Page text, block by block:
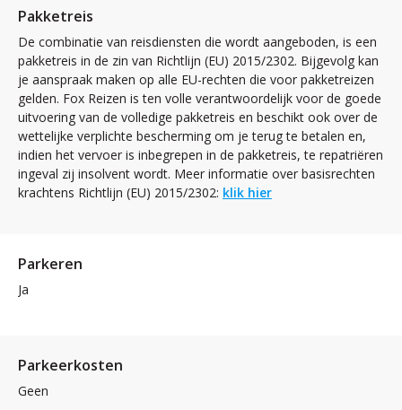
Pakketreis
De combinatie van reisdiensten die wordt aangeboden, is een
pakketreis in de zin van Richtlijn (EU) 2015/2302. Bijgevolg kan
je aanspraak maken op alle EU-rechten die voor pakketreizen
gelden. Fox Reizen is ten volle verantwoordelijk voor de goede
uitvoering van de volledige pakketreis en beschikt ook over de
wettelijke verplichte bescherming om je terug te betalen en,
indien het vervoer is inbegrepen in de pakketreis, te repatriëren
ingeval zij insolvent wordt. Meer informatie over basisrechten
krachtens Richtlijn (EU) 2015/2302: klik hier
Parkeren
Ja
Parkeerkosten
Geen